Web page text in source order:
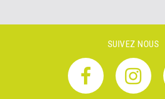
SUIVEZ NOUS